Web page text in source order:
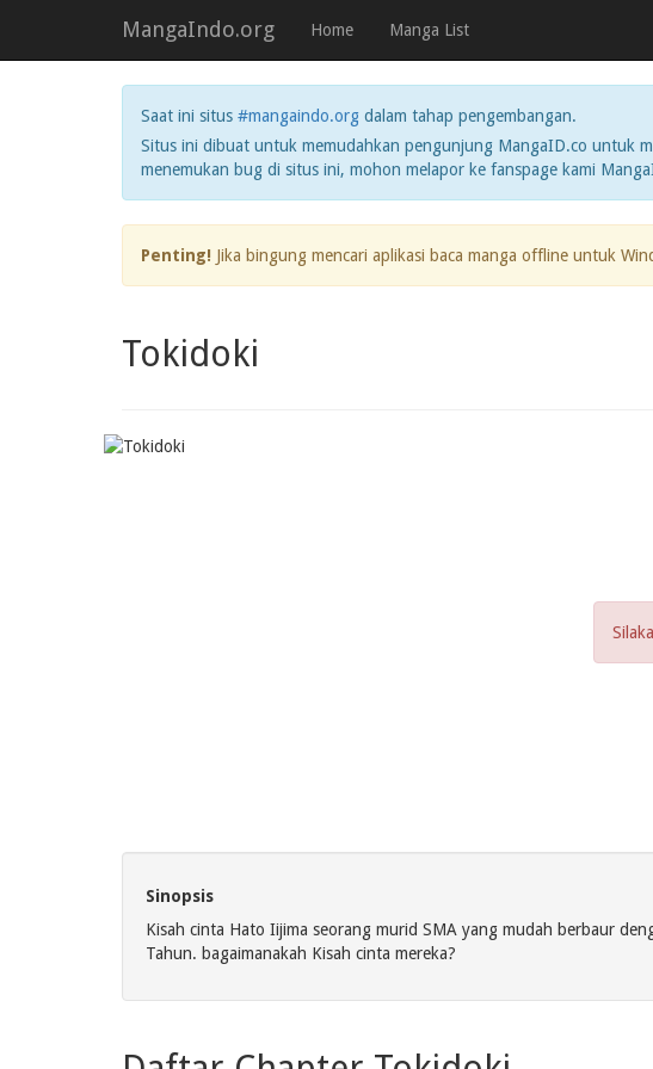
MangaIndo.org Home Manga List
Saat ini situs #mangaindo.org dalam tahap pengembangan.
Situs ini dibuat untuk memudahkan pengunjung MangaID.co untuk
menemukan bug di situs ini, mohon melapor ke fanspage kami
Penting! Jika bingung mencari aplikasi baca manga offline untuk
Tokidoki
Sinopsis
Kisah cinta Hato Iijima seorang murid SMA yang mudah berbaur
Tahun. bagaimanakah Kisah cinta mereka?